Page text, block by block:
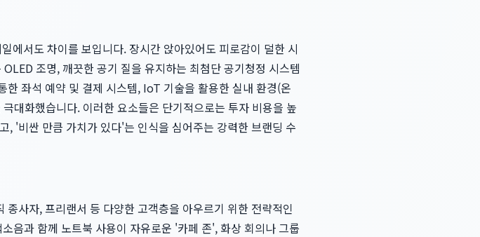
에서도 차이를 보입니다. 장시간 앉아있어도 피로감이 덜한 시
조명, 깨끗한 공기 질을 유지하는 최첨단 공기청정 시스템
좌석 예약 및 결제 시스템, IoT 기술을 활용한 실내 환경(온
대화했습니다. 이러한 요소들은 단기적으로는 투자 비용을 높
, '비싼 만큼 가치가 있다'는 인식을 심어주는 강력한 브랜딩 수
사자, 프리랜서 등 다양한 고객층을 아우르기 위한 전략적인
음과 함께 노트북 사용이 자유로운 '카페 존', 화상 회의나 그룹